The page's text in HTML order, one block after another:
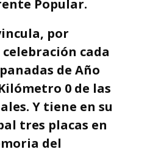
Popular.
por
cada
de Año
0 de las
Y tiene en su
tres placas en
del